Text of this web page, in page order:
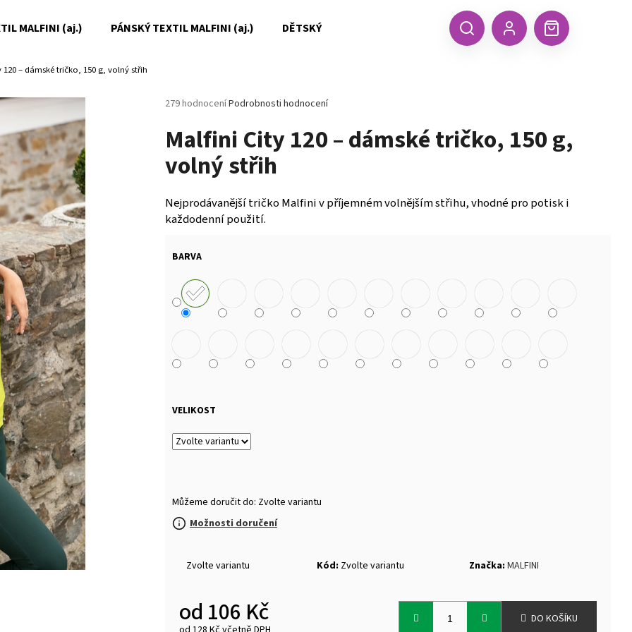
MALFINI (aj.) PÁNSKÝ TEXTIL MALFINI (aj.) DĚTSKÝ TEXTIL MALFINI (aj.) ČEPICE, KŠILTOVKY, ŠÁTKY A
Hledat Nákupní
120 – dámské tričko, 150 g, volný střih
Průměrné
produktu
je
z
hvězdiček.
279 hodnoceníPodrobnosti hodnocení
Malfini City 120 – dámské tričko, 150 g,
volný střih
Nejprodávanější tričko Malfini v příjemném volnějším střihu, vhodné pro potisk i
každodenní použití.
BARVA
VELIKOST
Můžeme doručit do: Zvolte variantu
Možnosti doručení
Zvolte variantu Kód: Zvolte variantu Značka: MALFINI
od 106 Kč DO KOŠÍKU
Co potřebujete najít?
HLEDAT
Doporučujeme
BASIC 129 – PÁNSKÉ/UNISEX TRIČKO,
G, 100% BAVLNA, SILIKONOVÁ ÚPRAVA
92 Kč
MULTIFUNKČNÍ ŠÁTEK NANUK
32 Kč